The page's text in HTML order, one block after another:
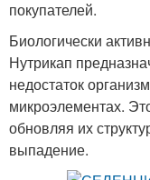
покупателей.
Биологически
Нутрикап
недостаток
микроэлементах.
обновляя их
выпадение.